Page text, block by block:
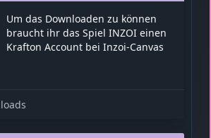
Um das Downloaden zu können
braucht ihr das Spiel INZOI einen
Krafton Account bei Inzoi-Canvas